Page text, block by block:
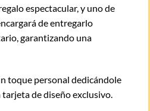
espectacular, y uno de
de entregarlo
garantizando una
toque personal dedicándole
de diseño exclusivo.